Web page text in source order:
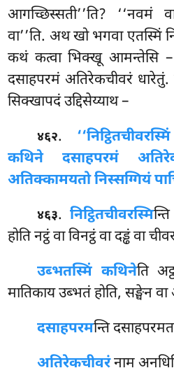
आगच्छिस्सती’’ति?
वा’’ति. अथ खो भगवा एतस्मिं
कथं कत्वा भिक्खू आमन्तेसि –
दसाहपरमं अतिरेकचीवरं
सिक्खापदं उद्दिसेय्याथ –
४६२.
कथिने दसाहपरमं
अतिक्कामयतो निस्सग्गियं
४६३. निट्ठितचीवरस्मि
होति नट्ठं वा विनट्ठं वा दड्ढं वा
उब्भतस्मिं कथिनेति
मातिकाय उब्भतं होति, सङ्घेन वा
दसाहपरमन्ति
अतिरेकचीवरंनाम